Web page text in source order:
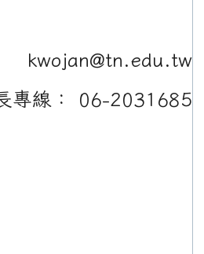
kwojan@tn.edu.tw
專線： 06-2031685